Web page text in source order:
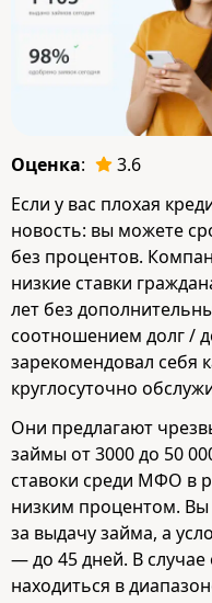
Оценка:
3.6
Если у вас плохая
новость: вы можете
без процентов.
низкие ставки
лет без
соотношением долг /
зарекомендовал себя
круглосуточно
Они предлагают
займы от 3000 до 50
ставоки среди МФО в
низким процентом. Вы
за выдачу займа, а
— до 45 дней. В случае
находиться в